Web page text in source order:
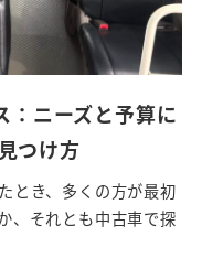
：ニーズと予算に
つけ方
とき、多くの方が最初
、それとも中古車で探